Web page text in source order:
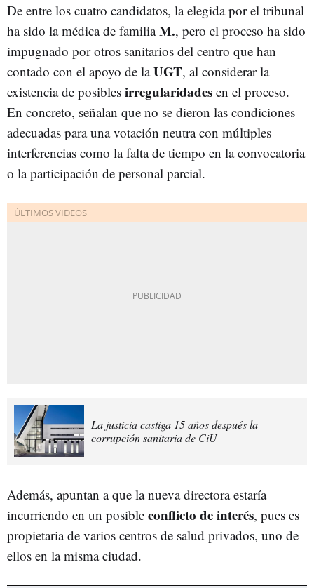
De entre los cuatro candidatos, la elegida por el tribunal
ha sido la médica de familiaM., pero el proceso ha sido
impugnado por otros sanitarios del centro que han
contado con el apoyo de laUGT, al considerar la
existencia de posibles irregularidades en el proceso.
En concreto, señalan que no se dieron las condiciones
adecuadas para una votación neutra con múltiples
interferencias como la falta de tiempo en la convocatoria
o la participación de personal parcial.
La justicia castiga 15 años después la
corrupción sanitaria de CiU
Además, apuntan a que la nueva directora estaría
incurriendo en un posible conflicto de interés, pues es
propietaria de varios centros de salud privados, uno de
ellos en la misma ciudad.